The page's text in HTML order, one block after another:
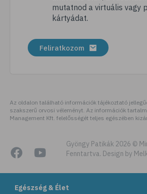
Egészség & Élet
mutatnod a virtuális vagy
kártyádat.
Feliratkozom
Az oldalon található információk tájékoztató
szakszerű orvosi véleményt. Az információk
Management Kft. felelősségét teljes egészében
Gyöngy Patikák 2026 ©
Fenntartva. Design by